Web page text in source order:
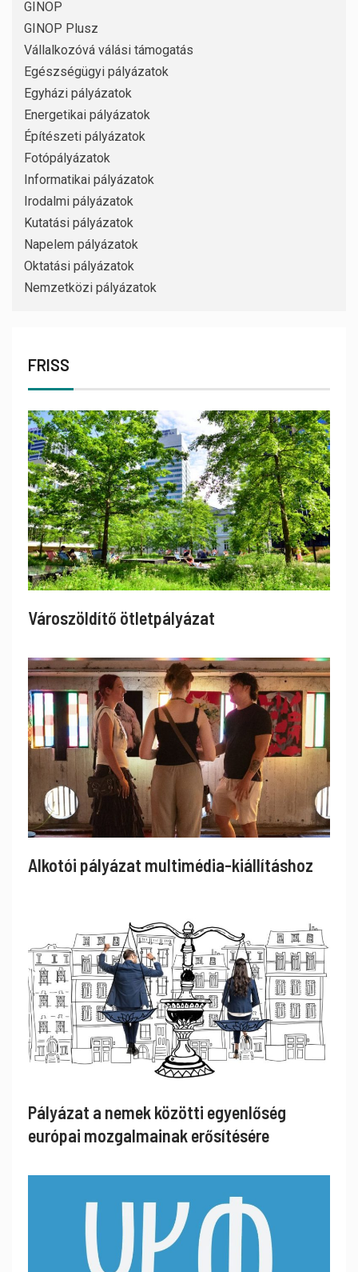
GINOP
GINOP Plusz
Vállalkozóvá válási támogatás
Egészségügyi pályázatok
Egyházi pályázatok
Energetikai pályázatok
Építészeti pályázatok
Fotópályázatok
Informatikai pályázatok
Irodalmi pályázatok
Kutatási pályázatok
Napelem pályázatok
Oktatási pályázatok
Nemzetközi pályázatok
FRISS
Városzöldítő ötletpályázat
Alkotói pályázat multimédia-kiállításhoz
Pályázat a nemek közötti egyenlőség
európai mozgalmainak erősítésére